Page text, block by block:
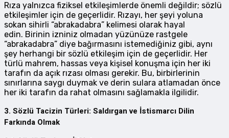
Rıza yalnızca fiziksel etkileşimlerde önemli değildir; sözlü
etkileşimler için de geçerlidir. Rızayı, her şeyi yoluna
sokan sihirli “abrakadabra” kelimesi olarak hayal
edin. Birinin izniniz olmadan yüzünüze rastgele
“abrakadabra” diye bağırmasını istemediğiniz gibi, aynı
şey herhangi bir sözlü etkileşim için de geçerlidir. Her
türlü mahrem, hassas veya kişisel konuşma için her iki
tarafın da açık rızası olması gerekir. Bu, birbirlerinin
sınırlarına saygı duymak ve derin sulara atlamadan önce
her iki tarafın da rahat olmasını sağlamakla ilgilidir.
3. Sözlü Tacizin Türleri: Saldırgan ve İstismarcı Dilin
Farkında Olmak